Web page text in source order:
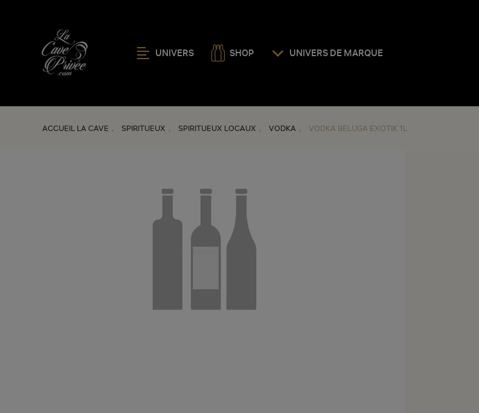
UNIVERS SHOP UNIVERS DE MARQUE
ACCUEIL LA CAVE SPIRITUEUX SPIRITUEUX LOCAUX VODKA VODKA BELUGA EXOTIK 1L